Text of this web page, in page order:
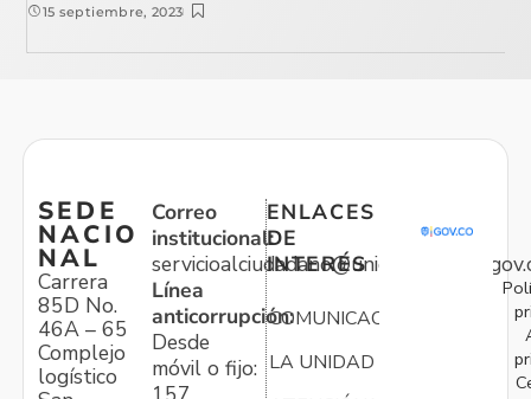
15 septiembre, 2023
SEDE
NACIO
NAL
Carrera
85D No.
46A – 65
Complejo
logístico
Correo
institucional:
Línea
anticorrupción:
Desde
móvil o fijo:
ENLACES
DE
INTERÉS
COMUNICACIONES
LA UNIDAD